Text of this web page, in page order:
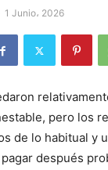
1 Junio، 2026
pero los
de lo habitual y
después